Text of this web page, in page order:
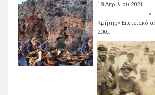
18 Απριλίου 2021
«Το
Κρήτης» Επετειακό
200…